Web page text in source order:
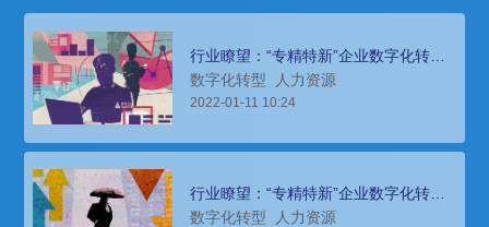
行业瞭望：“专精特新”企业数字化转型
中的“围魏救赵”（下）
数字化转型 人力资源
2022-01-11 10:24
行业瞭望：“专精特新”企业数字化转型
中的“围魏救赵”（上）
数字化转型 人力资源